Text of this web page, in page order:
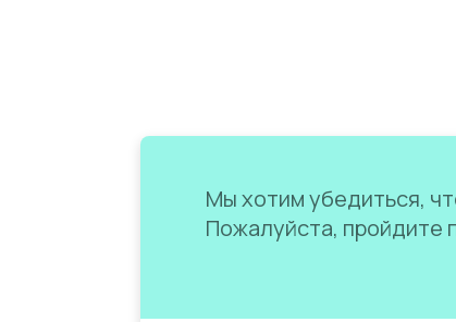
Мы хотим убедиться,
Пожалуйста, пройдите